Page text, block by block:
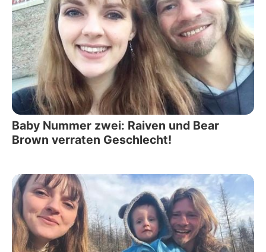
Baby Nummer zwei: Raiven und Bear
Brown verraten Geschlecht!